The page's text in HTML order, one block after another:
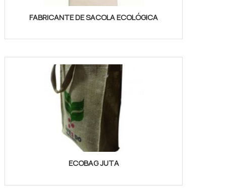
FABRICANTE DE SACOLA ECOLÓGICA
ECOBAG JUTA